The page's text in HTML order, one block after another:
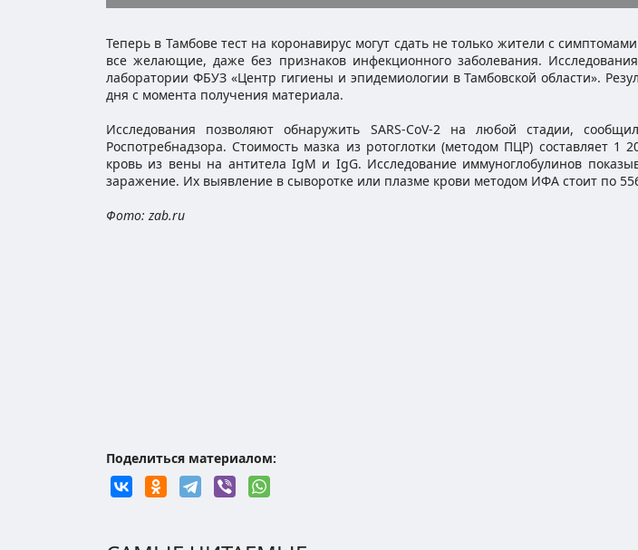
Теперь в Тамбове тест на коронавирус могут сдать не только жители с
все желающие, даже без признаков инфекционного заболевания.
лаборатории ФБУЗ «Центр гигиены и эпидемиологии в Тамбовской области».
дня с момента получения материала.
Исследования позволяют обнаружить SARS-CoV-2 на любой стадии,
Роспотребнадзора. Стоимость мазка из ротоглотки (методом ПЦР) составляет 1
кровь из вены на антитела IgM и IgG. Исследование иммуноглобулинов
заражение. Их выявление в сыворотке или плазме крови методом ИФА стоит по
Фото: zab.ru
Поделиться материалом: